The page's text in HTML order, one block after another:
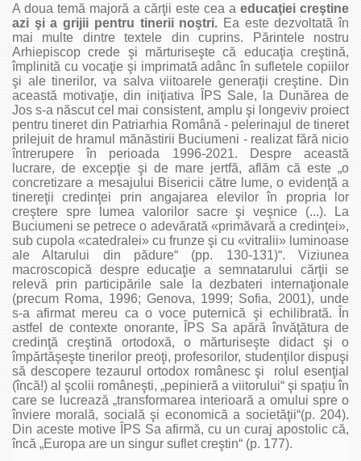
A doua temă majoră a cărţii este cea a educaţiei creştine
azi şi a grijii pentru tinerii noştri. Ea este dezvoltată în
mai multe dintre textele din cuprins. Părintele nostru
Arhiepiscop crede şi mărturiseşte că educaţia creştină,
împlinită cu vocaţie şi imprimată adânc în sufletele copiilor
şi ale tinerilor, va salva viitoarele generaţii creştine. Din
această motivaţie, din iniţiativa ÎPS Sale, la Dunărea de
Jos s‑a născut cel mai consistent, amplu şi longeviv proiect
pentru tineret din Patriarhia Română ‑ pelerinajul de tineret
prilejuit de hramul mănăstirii Buciumeni ‑ realizat fără nicio
întrerupere în perioada 1996‑2021. Despre această
lucrare, de excepţie şi de mare jertfă, aflăm că este „o
concretizare a mesajului Bisericii către lume, o evidenţă a
tinereţii credinţei prin angajarea elevilor în propria lor
creştere spre lumea valorilor sacre şi veşnice (...). La
Buciumeni se petrece o adevărată «primăvară a credinţei»,
sub cupola «catedralei» cu frunze şi cu «vitralii» luminoase
ale Altarului din pădure“ (pp. 130‑131)“. Viziunea
macroscopică despre educaţie a semnatarului cărţii se
relevă prin participările sale la dezbateri internaţionale
(precum Roma, 1996; Genova, 1999; Sofia, 2001), unde
s‑a afirmat mereu ca o voce puternică şi echilibrată. În
astfel de contexte onorante, ÎPS Sa apără învăţătura de
credinţă creştină ortodoxă, o mărturiseşte didact şi o
împărtăşeşte tinerilor preoţi, profesorilor, studenţilor dispuşi
să descopere tezaurul ortodox românesc şi rolul esenţial
(încă!) al şcolii româneşti, „pepinieră a viitorului“ şi spaţiu în
care se lucrează „transformarea interioară a omului spre o
înviere morală, socială şi economică a societăţii“(p. 204).
Din aceste motive ÎPS Sa afirmă, cu un curaj apostolic că,
încă „Europa are un singur suflet creştin“ (p. 177).